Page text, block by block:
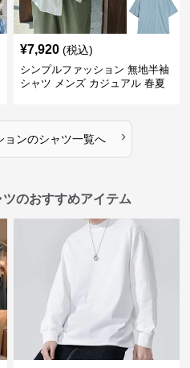
¥7,920 (税込)
シンプルファッション 無地半袖
シャツ メンズ カジュアル 春夏
ョンのシャツ一覧へ ›
のおすすめアイテム